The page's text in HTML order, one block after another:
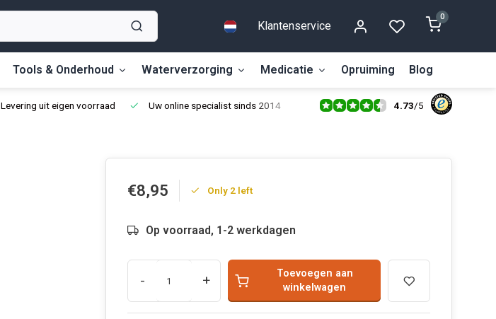
Klantenservice
0
Tools & Onderhoud Waterverzorging Medicatie Opruiming Blog
Levering uit eigen voorraad Uw online specialist sinds 2014 4.73/5
€8,95 Only 2 left
Op voorraad, 1-2 werkdagen
- +
Toevoegen aan
winkelwagen